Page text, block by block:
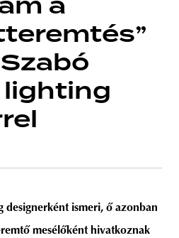
branding
lighting
designerként ismeri, ő azonban
mesélőként hivatkoznak